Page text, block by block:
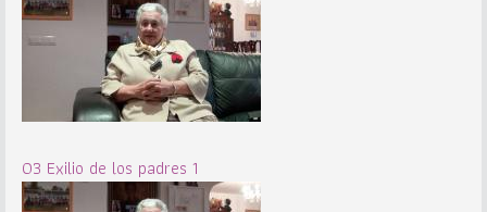
03 Exilio de los padres 1